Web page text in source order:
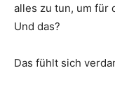
alles zu tun, um für
Und das?
Das fühlt sich